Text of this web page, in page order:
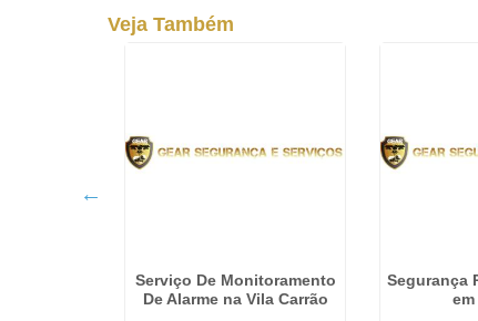
Veja Também
Serviço De Monitoramento
De Alarme na Vila Carrão
Segurança
em